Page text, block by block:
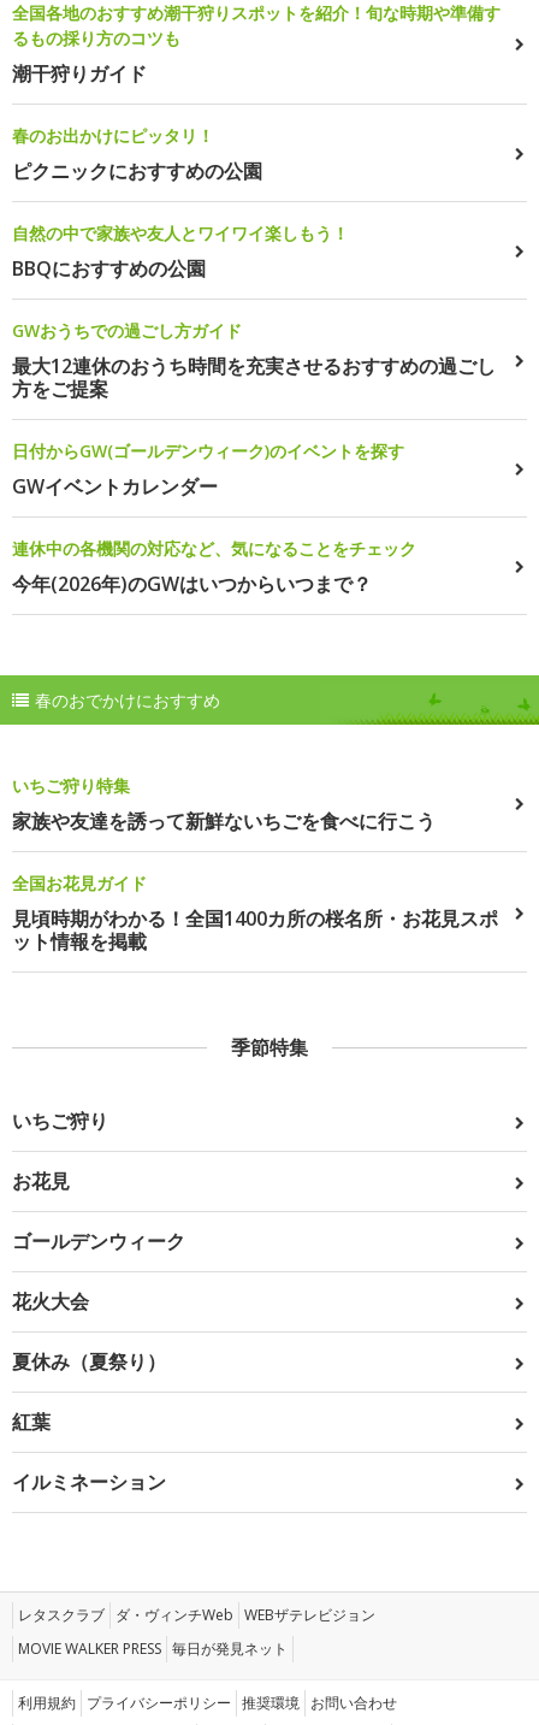
全国各地のおすすめ潮干狩りスポットを紹介！旬な時期や準備す
るもの採り方のコツも
潮干狩りガイド
春のお出かけにピッタリ！
ピクニックにおすすめの公園
自然の中で家族や友人とワイワイ楽しもう！
BBQにおすすめの公園
GWおうちでの過ごし方ガイド
最大12連休のおうち時間を充実させるおすすめの過ごし
方をご提案
日付からGW(ゴールデンウィーク)のイベントを探す
GWイベントカレンダー
連休中の各機関の対応など、気になることをチェック
今年(2026年)のGWはいつからいつまで？
春のおでかけにおすすめ
いちご狩り特集
家族や友達を誘って新鮮ないちごを食べに行こう
全国お花見ガイド
見頃時期がわかる！全国1400カ所の桜名所・お花見スポ
ット情報を掲載
季節特集
いちご狩り
お花見
ゴールデンウィーク
花火大会
夏休み（夏祭り）
紅葉
イルミネーション
レタスクラブ ダ・ヴィンチWeb WEBザテレビジョン
MOVIE WALKER PRESS 毎日が発見ネット
利用規約 プライバシーポリシー 推奨環境 お問い合わせ